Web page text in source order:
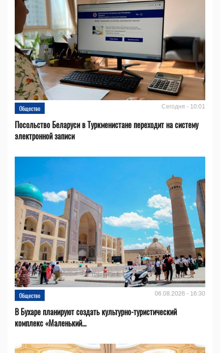
Общество Сегодня - 10:01
Посольство Беларуси в Туркменистане переходит на систему
электронной записи
Общество 06.08.2026 - 16:30
В Бухаре планируют создать культурно-туристический
комплекс «Маленький...